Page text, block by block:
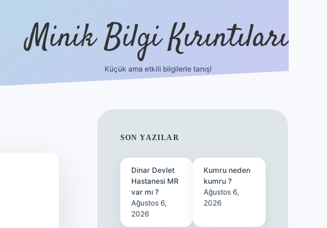
Minik Bilgi Kırıntıları
Küçük ama etkili bilgilerle tanış!
SIDEBAR
SON YAZILAR
Dinar Devlet
Hastanesi MR
var mı ?
Ağustos 6,
2026
Kumru neden
kumru ?
Ağustos 6,
2026